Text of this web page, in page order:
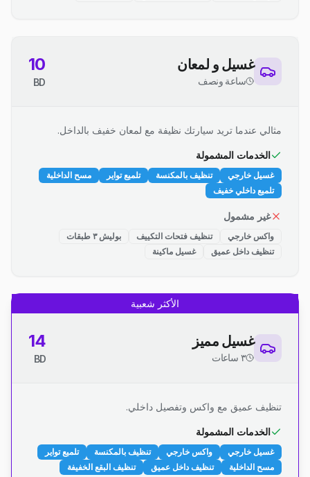
غسيل و لمعان
ساعة ونصف
10
BD
مثالي عندما تريد سيارتك نظيفة مع لمعان خفيف بالداخل.
الخدمات المشمولة
غسيل خارجي تنظيف بالمكنسة تلميع تواير
مسح الداخلية
تلميع داخلي خفيف
غير مشمول
واكس خارجي تنظيف فتحات التكييف
بوليش ٣ طبقات
تنظيف داخل عميق
غسيل ماكينة
الأكثر شعبية
غسيل مميز
٣ ساعات
14
BD
تنظيف عميق مع واكس وتفصيل داخلي.
الخدمات المشمولة
غسيل خارجي واكس خارجي تنظيف بالمكنسة
تلميع تواير
مسح الداخلية
تنظيف داخل عميق تنظيف البقع الخفيفة